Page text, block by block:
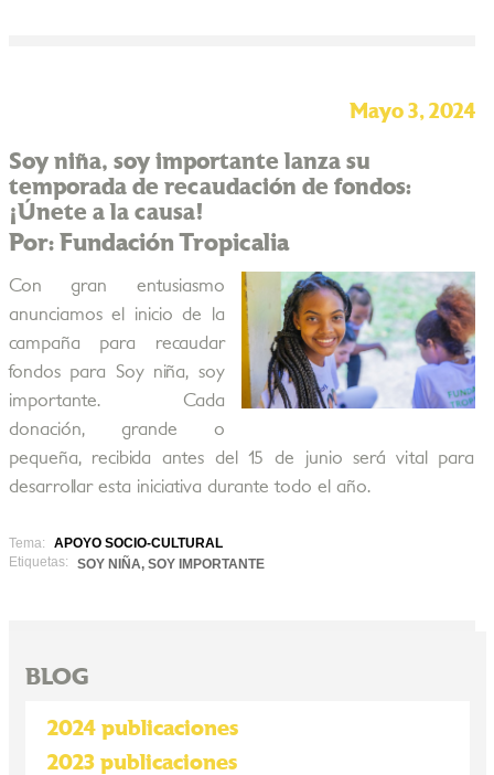
Mayo 3, 2024
Soy niña, soy importante lanza su
temporada de recaudación de fondos:
¡Únete a la causa!
Por: Fundación Tropicalia
Con gran entusiasmo
anunciamos el inicio de la
campaña para recaudar
fondos para Soy niña, soy
importante. Cada
donación, grande o
pequeña, recibida antes del 15 de junio será vital para
desarrollar esta iniciativa durante todo el año.
Tema:
APOYO SOCIO-CULTURAL
Etiquetas:
SOY NIÑA, SOY IMPORTANTE
BLOG
2024 publicaciones
2023 publicaciones